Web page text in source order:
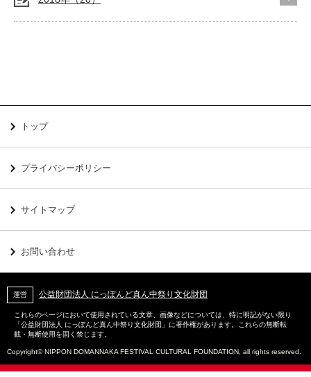
トップ
プライバシーポリシー
サイトマップ
お問い合わせ
運営 公益財団法人 にっぽんど真ん中祭り文化財団
これらのページにおいて使用されている文章、画像などについては、特に明記がない限り
「公益財団法人 にっぽんど真ん中祭り文化財団」に著作権があります。これらの無断転
載・無断使用を固く禁じます。
Copyright© NIPPON DOMANNAKA FESTIVAL CULTURAL FOUNDATION, all rights reserved.